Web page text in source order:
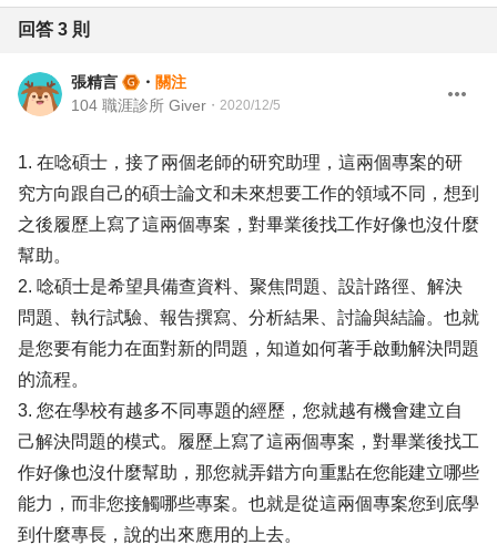
回答 3 則
張精言 ・ 關注
104 職涯診所 Giver ・ 2020/12/5
1. 在唸碩士，接了兩個老師的研究助理，這兩個專案的研
究方向跟自己的碩士論文和未來想要工作的領域不同，想到
之後履歷上寫了這兩個專案，對畢業後找工作好像也沒什麼
幫助。
2. 唸碩士是希望具備查資料、聚焦問題、設計路徑、解決
問題、執行試驗、報告撰寫、分析結果、討論與結論。也就
是您要有能力在面對新的問題，知道如何著手啟動解決問題
的流程。
3. 您在學校有越多不同專題的經歷，您就越有機會建立自
己解決問題的模式。履歷上寫了這兩個專案，對畢業後找工
作好像也沒什麼幫助，那您就弄錯方向重點在您能建立哪些
能力，而非您接觸哪些專案。也就是從這兩個專案您到底學
到什麼專長，說的出來應用的上去。